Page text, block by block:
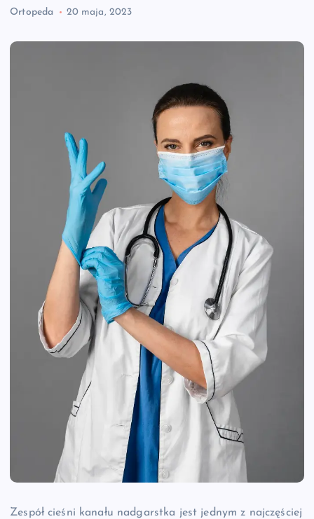
Ortopeda 20 maja, 2023
Zespół cieśni kanału nadgarstka jest jednym z najczęściej